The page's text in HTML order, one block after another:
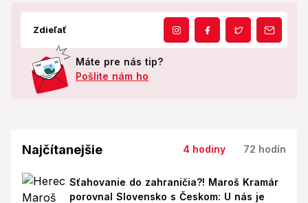
Zdieľať
Máte pre nás tip?
Pošlite nám ho
Najčítanejšie 4 hodiny 72 hodín
Sťahovanie do zahraničia?! Maroš Kramár
porovnal Slovensko s Českom: U nás je